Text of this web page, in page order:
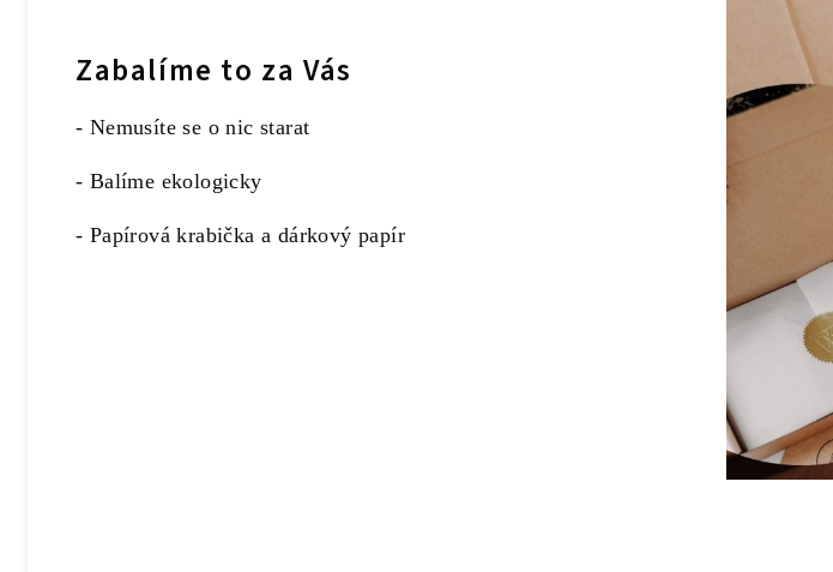
Zabalíme to za Vás
- Nemusíte se o nic starat
- Balíme ekologicky
- Papírová krabička a dárkový papír